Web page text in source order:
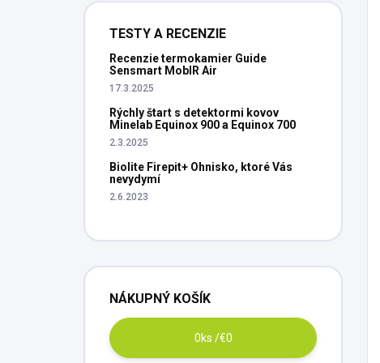
TESTY A RECENZIE
Recenzie termokamier Guide
Sensmart MobIR Air
17.3.2025
Rýchly štart s detektormi kovov
Minelab Equinox 900 a Equinox 700
2.3.2025
Biolite Firepit+ Ohnisko, ktoré Vás
nevydymí
2.6.2023
NÁKUPNÝ KOŠÍK
0ks /€0